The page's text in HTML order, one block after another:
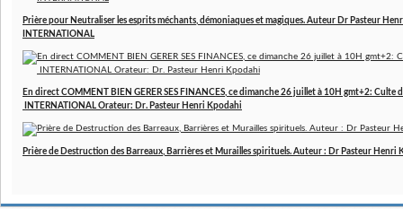
Prière pour Neutraliser les esprits méchants, démoniaques et magiques. Auteur Dr Pasteur
INTERNATIONAL
En direct COMMENT BIEN GERER SES FINANCES, ce dimanche 26 juillet à 10H gmt+2:
INTERNATIONAL Orateur: Dr. Pasteur Henri Kpodahi
Prière de Destruction des Barreaux, Barrières et Murailles spirituels. Auteur : Dr Pasteur Henri